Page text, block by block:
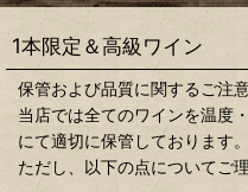
1本限定＆高級ワイン
保管および品質に関するご注
当店では全てのワインを温度
にて適切に保管しております。
ただし、以下の点についてご